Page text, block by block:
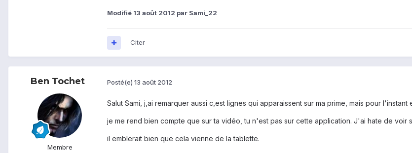
Modifié 13 août 2012 par Sami_22
Citer
Ben Tochet
Membre
Posté(e) 13 août 2012
Salut Sami, j,ai remarquer aussi c,est lignes qui apparaissent sur ma prime, mais pour
je me rend bien compte que sur ta vidéo, tu n'est pas sur cette application. J'ai hate de voir
il emblerait bien que cela vienne de la tablette.